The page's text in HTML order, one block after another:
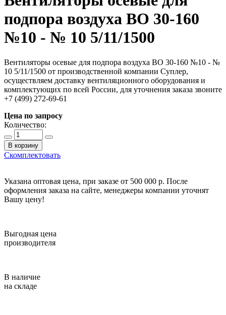
подпора воздуха ВО 30-160
№10 - № 10 5/11/1500
Вентиляторы осевые для подпора воздуха ВО 30-160 №10 - №
10 5/11/1500 от производственной компании Суплер,
осуществляем доставку вентиляционного оборудования и
комплектующих по всей России, для уточнения заказа звоните
+7 (499) 272-69-61
Цена по запросу
Количество:
В корзину
Скомплектовать
Указана оптовая цена, при заказе от 500 000 р. После
оформления заказа на сайте, менеджеры компании уточнят
Вашу цену!
Выгодная цена
производителя
В наличие
на складе